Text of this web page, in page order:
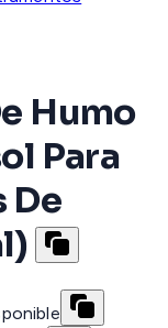
Humo
Para
De